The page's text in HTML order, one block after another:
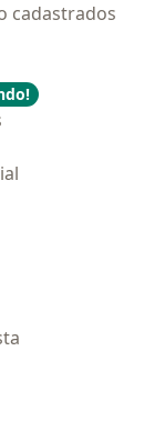
cadastrados